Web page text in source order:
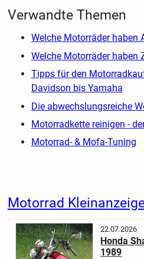
Verwandte Themen
Welche Motorräder haben
Welche Motorräder haben
Tipps für den
Davidson bis Yamaha
Die abwechslungsreiche
Motorradkette reinigen -
Motorrad- & Mofa-Tuning
Motorrad
22.07.2026
Honda
1989